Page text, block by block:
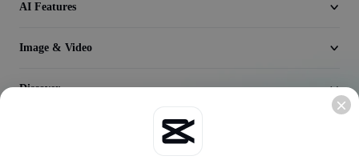
Video Converter
AI Features
Image & Video
Discover